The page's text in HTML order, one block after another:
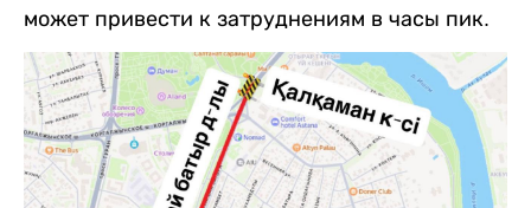
может привести к затруднениям в часы пик.